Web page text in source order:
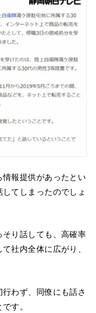
情報提供があったとい
てしまったのでしょ
そり話しても、高確率
社内全体に広がり、
わず、同僚にも話さ
す。